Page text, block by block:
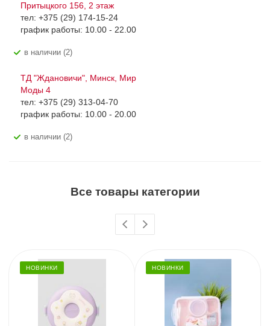
Притыцкого 156, 2 этаж
тел: +375 (29) 174-15-24
график работы: 10.00 - 22.00
В наличии (2)
ТД "Ждановичи", Минск, Мир
Моды 4
тел: +375 (29) 313-04-70
график работы: 10.00 - 20.00
В наличии (2)
Все товары категории
НОВИНКИ НОВИНКИ